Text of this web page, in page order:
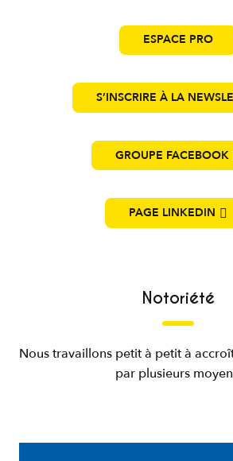
ESPACE PRO
S’INSCRIRE À LA
GROUPE FACEBOOK
PAGE LINKEDIN
Notoriété
Nous travaillons petit à petit à
par plusieurs